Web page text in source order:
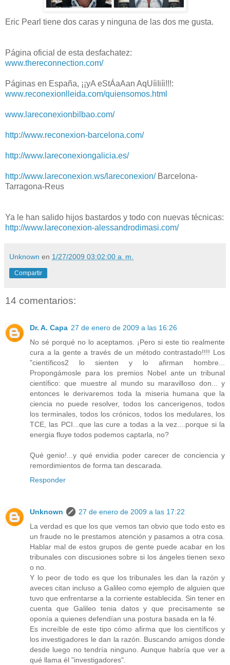
Eric Pearl tiene dos caras y ninguna de las dos me gusta.
Página oficial de esta desfachatez:
www.thereconnection.com/
Páginas en España, ¡¡yA eStÁaAan AqUíiIiíi!!!:
www.reconexionlleida.com/quiensomos.html
www.lareconexionbilbao.com/
http://www.reconexion-barcelona.com/
http://www.lareconexiongalicia.es/
http://www.lareconexion.ws/lareconexion/Barcelona-
Tarragona-Reus
Ya le han salido hijos bastardos y todo con nuevas técnicas:
http://www.lareconexion-alessandrodimasi.com/
Unknown en 1/27/2009 03:02:00 a. m.
Compartir
14 comentarios:
Dr. A. Capa 27 de enero de 2009 a las 16:26
No sé porqué no lo aceptamos. ¡Pero si este tio realmente
cura a la gente a través de un método contrastado!!!! Los
"científicos2 lo sienten y lo afirman hombre...
Propongámosle para los premios Nobel ante un tribunal
científico: que muestre al mundo su maravilloso don... y
entonces le derivaremos toda la miseria humana que la
ciencia no puede resolver, todos los cancerigenos, todos
los terminales, todos los crónicos, todos los medulares, los
TCE, las PCI...que las cure a todas a la vez....porque si la
energia fluye todos podemos captarla, no?
Qué genio!...y qué envidia poder carecer de conciencia y
remordimientos de forma tan descarada.
Responder
Unknown
27 de enero de 2009 a las 17:22
La verdad es que los que vemos tan obvio que todo esto es
un fraude no le prestamos atención y pasamos a otra cosa.
Hablar mal de estos grupos de gente puede acabar en los
tribunales con discusiones sobre si los ángeles tienen sexo
o no.
Y lo peor de todo es que los tribunales les dan la razón y
aveces citan incluso a Galileo como ejemplo de alguien que
tuvo que enfrentarse a la corriente establecida. Sin tener en
cuenta que Galileo tenia datos y que precisamente se
oponía a quienes defendían una postura basada en la fé.
Es increíble de este tipo cómo afirma que los científicos y
los investigadores le dan la razón. Buscando amigos donde
desde luego no tendría ninguno. Aunque habría que ver a
qué llama él "investigadores".